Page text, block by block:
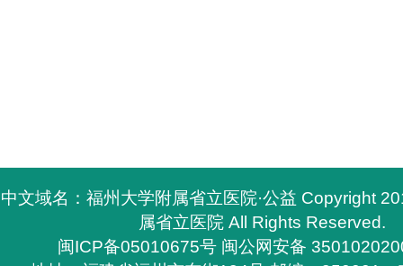
中文域名：福州大学附属省立医院·公益 Copyright
属省立医院 All Rights Reserved.
闽ICP备05010675号 闽公网安备